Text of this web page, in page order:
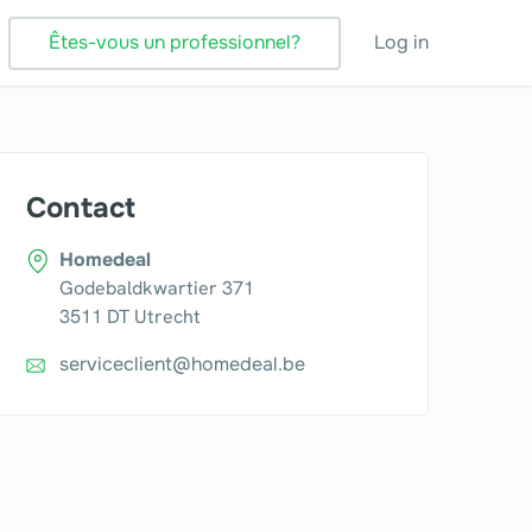
Êtes-vous un professionnel? Log in
Contact
Homedeal
Godebaldkwartier 371
3511 DT Utrecht
serviceclient@homedeal.be